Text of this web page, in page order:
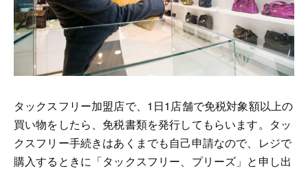
タックスフリー加盟店で、1日1店舗で免税対象額以上の
買い物をしたら、免税書類を発行してもらいます。タッ
クスフリー手続きはあくまでも自己申請なので、レジで
購入するときに「タックスフリー、プリーズ」と申し出